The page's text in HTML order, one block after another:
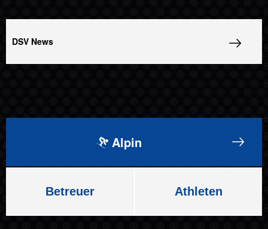
DSV News
Alpin
Betreuer Athleten